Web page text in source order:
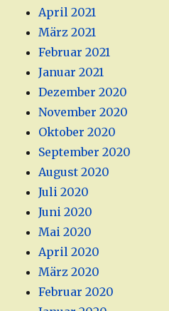
April 2021
März 2021
Februar 2021
Januar 2021
Dezember 2020
November 2020
Oktober 2020
September 2020
August 2020
Juli 2020
Juni 2020
Mai 2020
April 2020
März 2020
Februar 2020